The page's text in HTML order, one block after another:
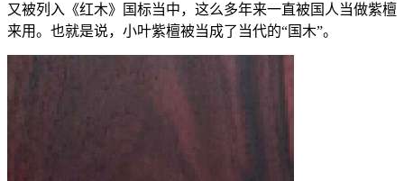
又被列入《红木》国标当中，这么多年来一直被国人当做紫檀
来用。也就是说，小叶紫檀被当成了当代的“国木”。